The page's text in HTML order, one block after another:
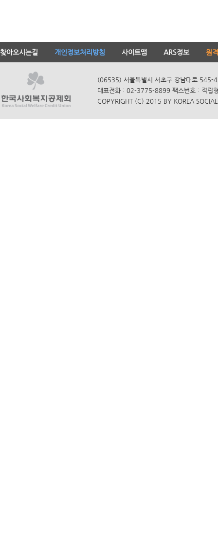
찾아오시는길 개인정보처리방침 사이트맵 ARS정보 원
(06535) 서울특별시 서초구 강남대로 545-
대표전화 : 02-3775-8899 팩스번호 : 적립
COPYRIGHT (C) 2015 BY KOREA SOCIAL